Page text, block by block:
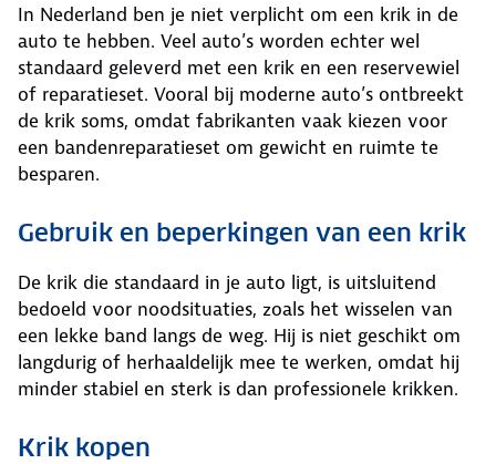
In Nederland ben je niet verplicht om een krik in de
auto te hebben. Veel auto’s worden echter wel
standaard geleverd met een krik en een reservewiel
of reparatieset. Vooral bij moderne auto’s ontbreekt
de krik soms, omdat fabrikanten vaak kiezen voor
een bandenreparatieset om gewicht en ruimte te
besparen.
Gebruik en beperkingen van een krik
De krik die standaard in je auto ligt, is uitsluitend
bedoeld voor noodsituaties, zoals het wisselen van
een lekke band langs de weg. Hij is niet geschikt om
langdurig of herhaaldelijk mee te werken, omdat hij
minder stabiel en sterk is dan professionele krikken.
Krik kopen